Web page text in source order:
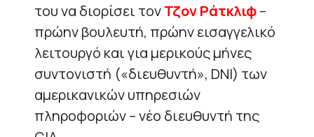
του να διορίσει τονΤζον Ράτκλιφ–
πρώην βουλευτή, πρώην εισαγγελικό
λειτουργό και για μερικούς μήνες
συντονιστή («διευθυντή», DNI) των
αμερικανικών υπηρεσιών
πληροφοριών – νέο διευθυντή της